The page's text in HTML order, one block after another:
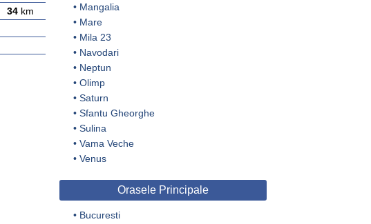
34 km
• Mangalia
• Mare
• Mila 23
• Navodari
• Neptun
• Olimp
• Saturn
• Sfantu Gheorghe
• Sulina
• Vama Veche
• Venus
Orasele Principale
• Bucuresti